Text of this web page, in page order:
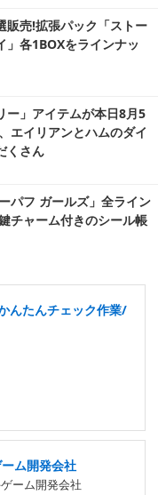
販売!拡張パック「ストー
」各1BOXをラインナッ
ー」アイテムが本日8月5
エイリアンとハムのダイ
くさん
パフ ガールズ」全ライン
チャーム付きのシール帳
んたんチェック作業/
ム開発会社
ーム開発会社